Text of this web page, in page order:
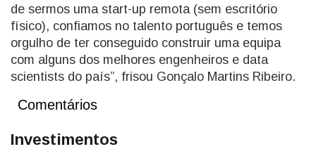
de sermos uma start-up remota (sem escritório
físico), confiamos no talento português e temos
orgulho de ter conseguido construir uma equipa
com alguns dos melhores engenheiros e data
scientists do país”, frisou Gonçalo Martins Ribeiro.
Comentários
Investimentos